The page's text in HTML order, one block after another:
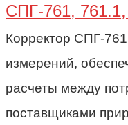
СПГ-761,
Корректор СПГ-
измерений,
расчеты между
поставщиками